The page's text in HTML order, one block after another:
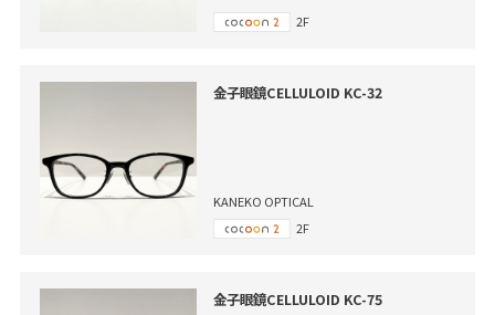
2F
金子眼鏡CELLULOID KC-32
KANEKO OPTICAL
2F
金子眼鏡CELLULOID KC-75